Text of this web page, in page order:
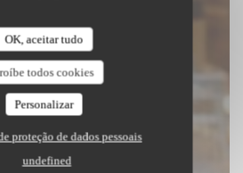
OK, aceitar tudo
todos cookies
Personalizar
proteção de dados pessoais
undefined